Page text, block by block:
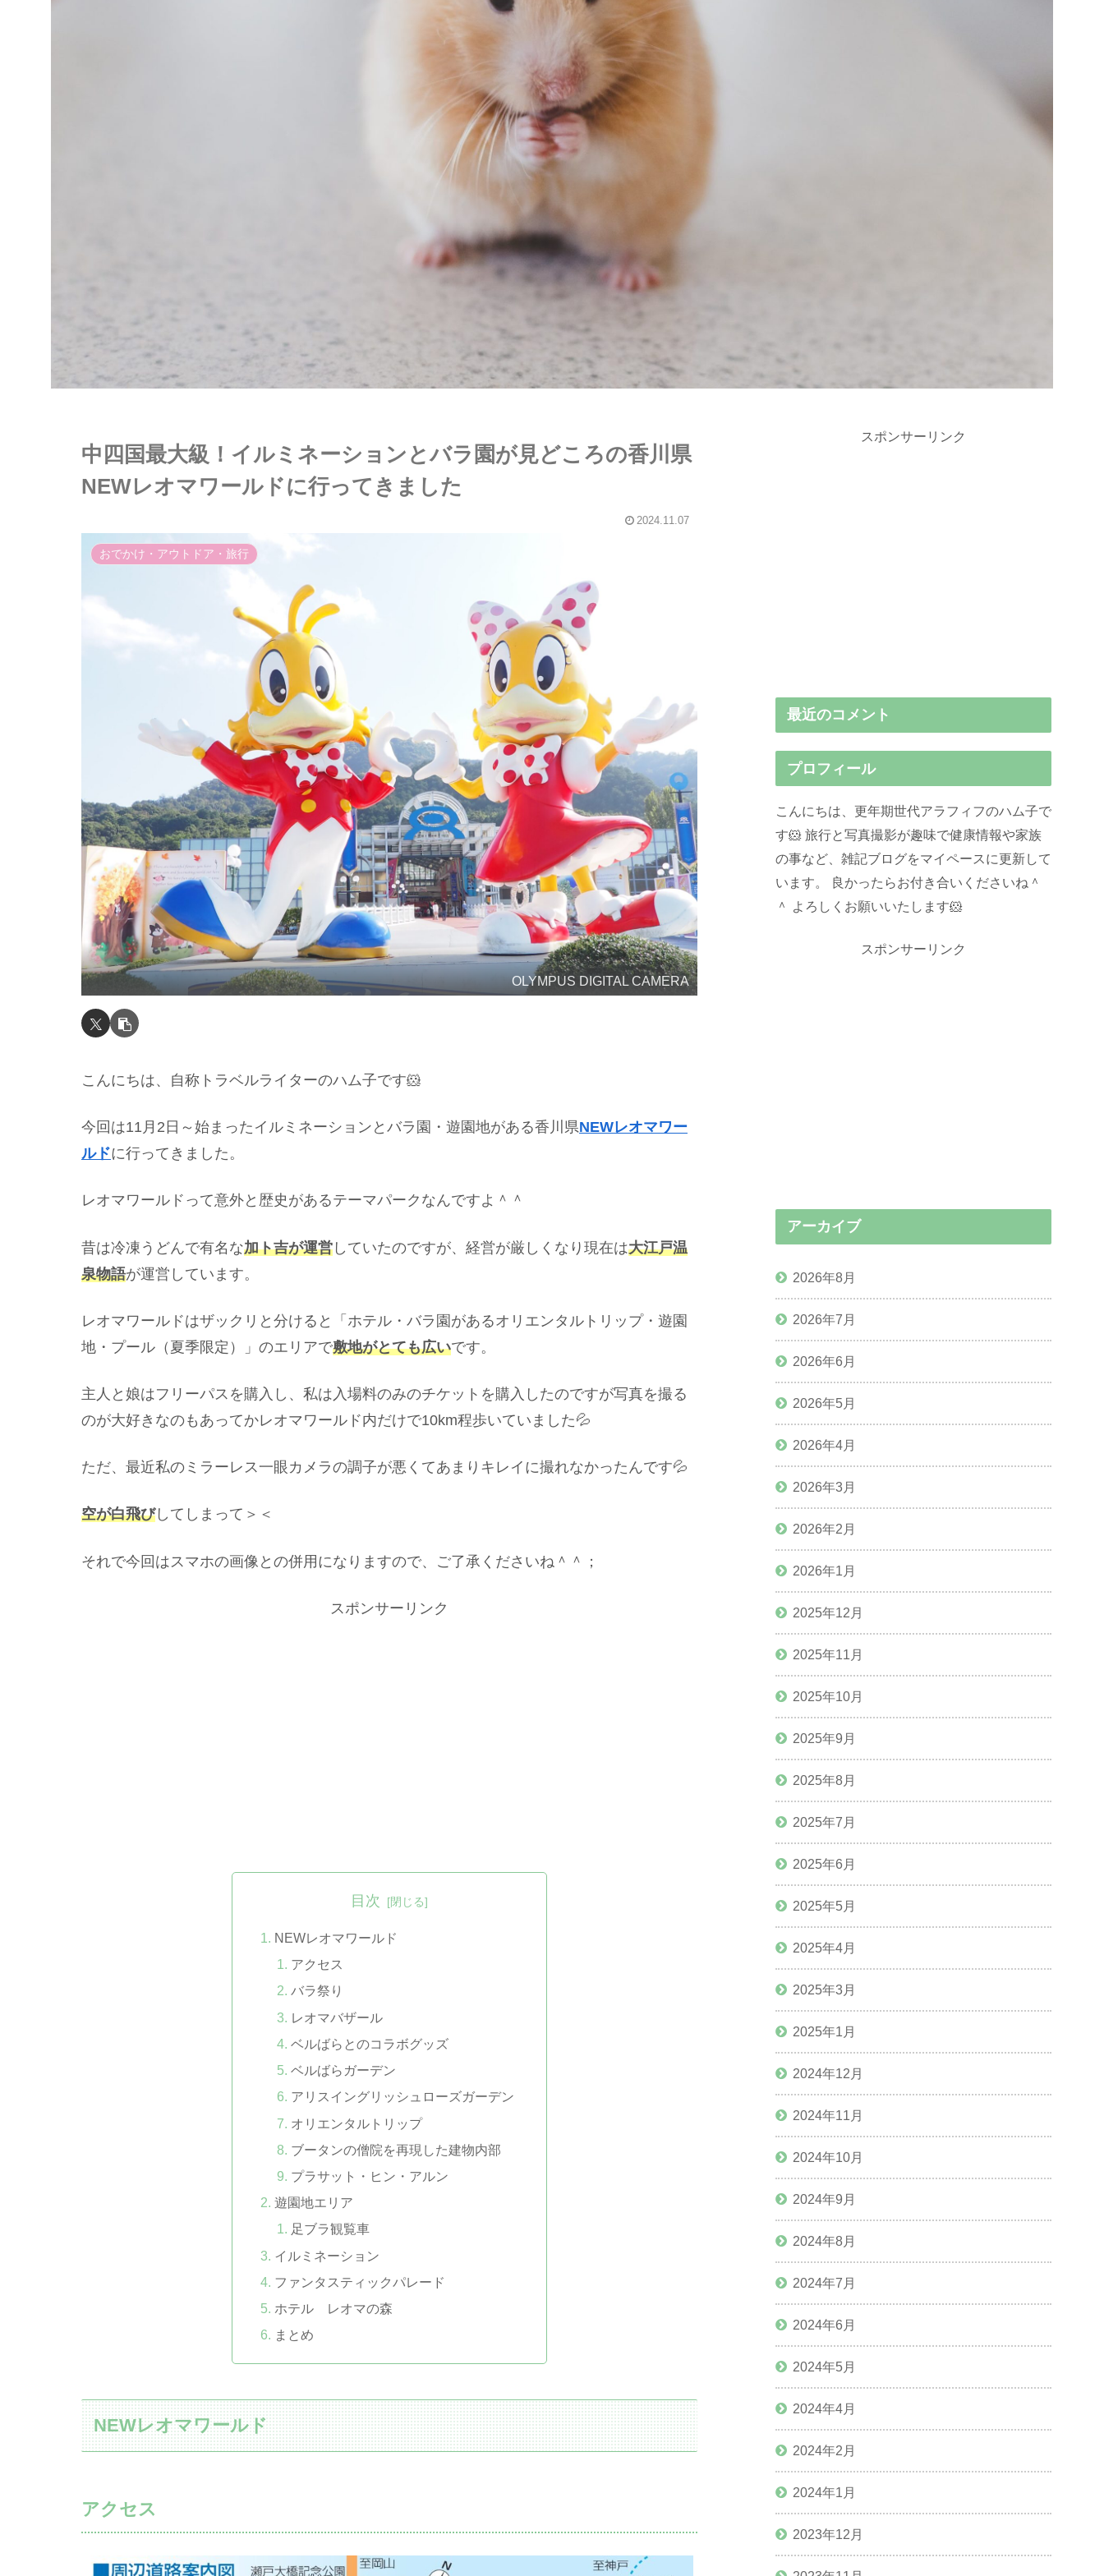
中四国最大級！イルミネーションとバラ園が見どころの香川県
NEWレオマワールドに行ってきました
2024.11.07
おでかけ・アウトドア・旅行
OLYMPUS DIGITAL CAMERA
こんにちは、自称トラベルライターのハム子です🐹
今回は11月2日～始まったイルミネーションとバラ園・遊園地がある香川県NEWレオマワー
ルドに行ってきました。
レオマワールドって意外と歴史があるテーマパークなんですよ＾＾
昔は冷凍うどんで有名な加ト吉が運営 していたのですが、経営が厳しくなり現在は大江戸温
泉物語が運営しています。
レオマワールドはザックリと分けると「ホテル・バラ園があるオリエンタルトリップ・遊園
地・プール（夏季限定）」のエリアで敷地がとても広いです。
主人と娘はフリーパスを購入し、私は入場料のみのチケットを購入したのですが写真を撮る
のが大好きなのもあってかレオマワールド内だけで10km程歩いていました💦
ただ、最近私のミラーレス一眼カメラの調子が悪くてあまりキレイに撮れなかったんです💦
空が白飛びしてしまって＞＜
それで今回はスマホの画像との併用になりますので、ご了承くださいね＾＾；
スポンサーリンク
目次
NEWレオマワールド
アクセス
バラ祭り
レオマバザール
ベルばらとのコラボグッズ
ベルばらガーデン
アリスイングリッシュローズガーデン
オリエンタルトリップ
ブータンの僧院を再現した建物内部
プラサット・ヒン・アルン
遊園地エリア
足ブラ観覧車
イルミネーション
ファンタスティックパレード
ホテル レオマの森
まとめ
NEWレオマワールド
アクセス
スポンサーリンク
最近のコメント
プロフィール
こんにちは、更年期世代アラフィフのハム子で
す🐹 旅行と写真撮影が趣味で健康情報や家族
の事など、雑記ブログをマイペースに更新して
います。 良かったらお付き合いくださいね＾
＾ よろしくお願いいたします🐹
スポンサーリンク
アーカイブ
2026年8月
2026年7月
2026年6月
2026年5月
2026年4月
2026年3月
2026年2月
2026年1月
2025年12月
2025年11月
2025年10月
2025年9月
2025年8月
2025年7月
2025年6月
2025年5月
2025年4月
2025年3月
2025年1月
2024年12月
2024年11月
2024年10月
2024年9月
2024年8月
2024年7月
2024年6月
2024年5月
2024年4月
2024年2月
2024年1月
2023年12月